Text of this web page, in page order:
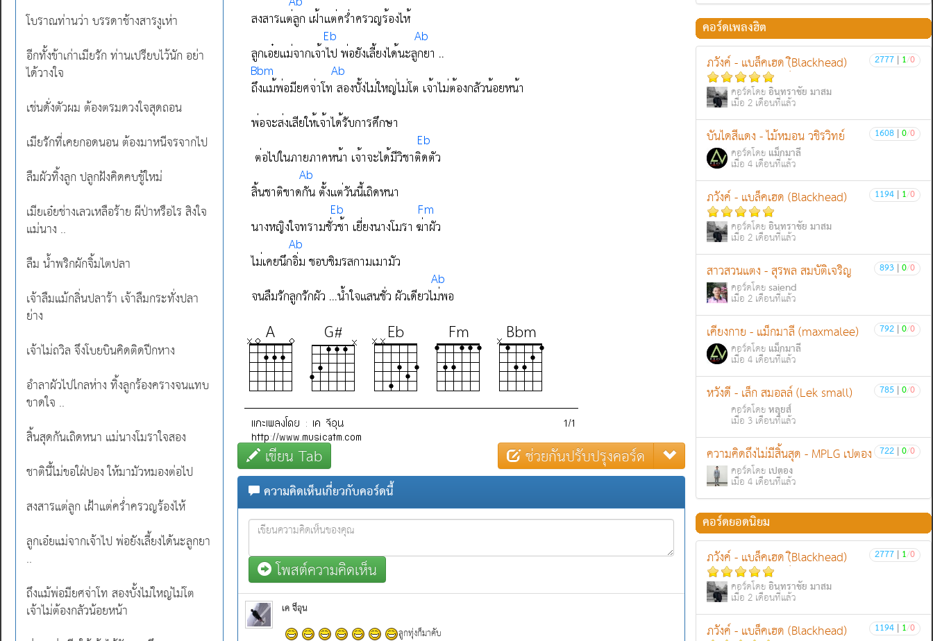
เขียน Tab ช่วยกันปรับปรุงคอร์ด
ความคิดเห็นเกี่ยวกับคอร์ดนี้
โพสต์ความคิดเห็น
เค จีอุน
ลูกทุ่งก็มาคับ
โบราณท่านว่า บรรดาช้างสารงูเห่า
อีกทั้งข้าเก่าเมียรัก ท่านเปรียบไว้นัก อย่า
ได้วางใจ
เช่นดั่งตัวผม ต้องตรมดวงใจสุดถอน
เมียรักที่เคยกอดนอน ต้องมาหนีจรจากไป
ลืมผัวทิ้งลูก ปลูกฝังคิดคบชู้ใหม่
เมียเอ๋ยช่างเลวเหลือร้าย ผีป่าหรือไร สิงใจ
แม่นาง ..
ลืม น้ำพริกผักจิ้มไตปลา
เจ้าลืมแม้กลิ่นปลาร้า เจ้าลืมกระทั่งปลา
ย่าง
เจ้าไม่ถวิล จึงโบยบินคิดติดปีกหาง
อำลาผัวไปไกลห่าง ทิ้งลูกร้องครางจนแทบ
ขาดใจ ..
สิ้นสุดกันเถิดหนา แม่นางโมราใจสอง
ชาตินี้ไม่ขอใฝ่ปอง ให้มามัวหมองต่อไป
สงสารแต่ลูก เฝ้าแต่คร่ำครวญร้องไห้
ลูกเอ๋ยแม่จากเจ้าไป พ่อยังเลี้ยงได้นะลูกยา
..
ถึงแม้พ่อมียศจ่าโท สองบั้งไม่ใหญ่ไม่โต
เจ้าไม่ต้องกลัวน้อยหน้า
คอร์ดเพลงฮิต
2777 | 1/0
ภวังค์ - แบล็คเฮด (ฺิBlackhead)
คอร์ดโดยอินทราชัย มาสม
เมื่อ 2 เดือนที่แล้ว
1608 | 0/0
บันไดสีแดง - ไม้หมอน วชิรวิทย์
คอร์ดโดย แม็กมาลี
เมื่อ 4 เดือนที่แล้ว
1194 | 1/0
ภวังค์ - แบล็คเฮด (Blackhead)
คอร์ดโดยอินทราชัย มาสม
เมื่อ 2 เดือนที่แล้ว
893 | 0/0
สาวสวนแตง - สุรพล สมบัติเจริญ
คอร์ดโดย saiend
เมื่อ 2 เดือนที่แล้ว
792 | 0/0
เคียงกาย - แม็กมาลี (maxmalee)
คอร์ดโดย แม็กมาลี
เมื่อ 4 เดือนที่แล้ว
785 | 0/0
หวังดี - เล็ก สมอลล์ (Lek small)
คอร์ดโดยหลุยส์
เมื่อ 3 เดือนที่แล้ว
722 | 0/0
ความคิดถึงไม่มีสิ้นสุด - MPLG เปตอง
คอร์ดโดย เปตอง
เมื่อ 4 เดือนที่แล้ว
คอร์ดยอดนิยม
2777 | 1/0
ภวังค์ - แบล็คเฮด (ฺิBlackhead)
คอร์ดโดยอินทราชัย มาสม
เมื่อ 2 เดือนที่แล้ว
1194 | 1/0
ภวังค์ - แบล็คเฮด (Blackhead)